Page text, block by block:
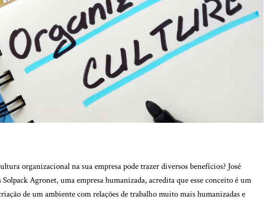
organizacional na sua empresa pode trazer diversos benefícios? José
Agronet, uma empresa humanizada, acredita que esse conceito é um
de um ambiente com relações de trabalho muito mais humanizadas e